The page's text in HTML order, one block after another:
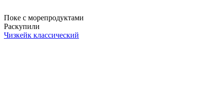
Поке с морепродуктами
Раскупили
Чизкейк классический